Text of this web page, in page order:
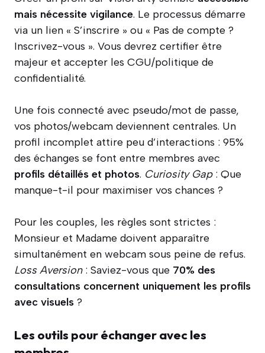
mais nécessite vigilance. Le processus démarre
via un lien « S’inscrire » ou « Pas de compte ?
Inscrivez-vous ». Vous devrez certifier être
majeur et accepter les CGU/politique de
confidentialité.
Une fois connecté avec pseudo/mot de passe,
vos photos/webcam deviennent centrales. Un
profil incomplet attire peu d’interactions : 95%
des échanges se font entre membres avec
profils détaillés et photos. Curiosity Gap: Que
manque-t-il pour maximiser vos chances ?
Pour les couples, les règles sont strictes :
Monsieur et Madame doivent apparaître
simultanément en webcam sous peine de refus.
Loss Aversion: Saviez-vous que 70% des
consultations concernent uniquement les profils
avec visuels ?
Les outils pour échanger avec les